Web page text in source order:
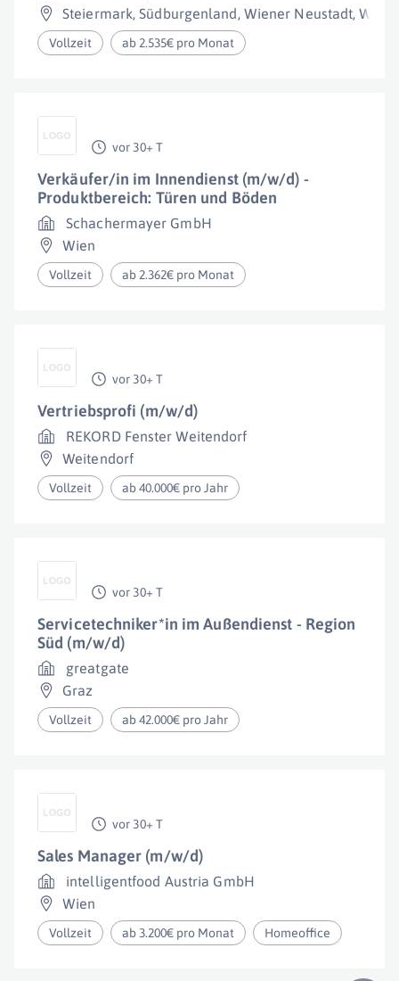
Steiermark,Südburgenland, Wiener Neustadt,Wien
Vollzeit ab 2.535€ pro Monat
vor 30+ T
Verkäufer/in im Innendienst (m/w/d) -
Produktbereich: Türen und Böden
Schachermayer GmbH
Wien
Vollzeit ab 2.362€ pro Monat
vor 30+ T
Vertriebsprofi (m/w/d)
REKORD Fenster Weitendorf
Weitendorf
Vollzeit ab 40.000€ pro Jahr
vor 30+ T
Servicetechniker*in im Außendienst - Region
Süd (m/w/d)
greatgate
Graz
Vollzeit ab 42.000€ pro Jahr
vor 30+ T
Sales Manager (m/w/d)
intelligentfood Austria GmbH
Wien
Vollzeit ab 3.200€ pro Monat Homeoffice